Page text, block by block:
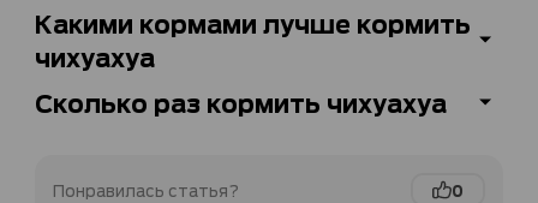
Какими кормами лучше кормить
чихуахуа
Сколько раз кормить чихуахуа
Понравилась статья? 0